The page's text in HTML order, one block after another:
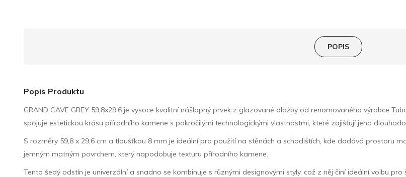
POPIS
Popis Produktu
GRAND CAVE GREY 59,8x29,6 je vysoce kvalitní nášlapný prvek z glazované dlažby od renomovaného výrobce
spojuje estetickou krásu přírodního kamene s pokročilými technologickými vlastnostmi, které zajišťují jeho
S rozměry 59,8 x 29,6 cm a tloušťkou 8 mm je ideální pro použití na stěnách a schodištích, kde dodává prostoru
jemným matným povrchem, který napodobuje texturu přírodního kamene.
Tento šedý odstín je univerzální a snadno se kombinuje s různými designovými styly, což z něj činí ideální volbu